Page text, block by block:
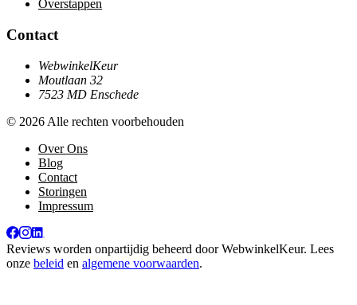
Overstappen
Contact
WebwinkelKeur
Moutlaan 32
7523 MD Enschede
© 2026 Alle rechten voorbehouden
Over Ons
Blog
Contact
Storingen
Impressum
Reviews worden onpartijdig beheerd doorWebwinkelKeur. Lees
onze beleid en algemene voorwaarden.